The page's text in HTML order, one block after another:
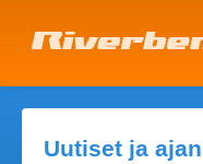
Uutiset ja